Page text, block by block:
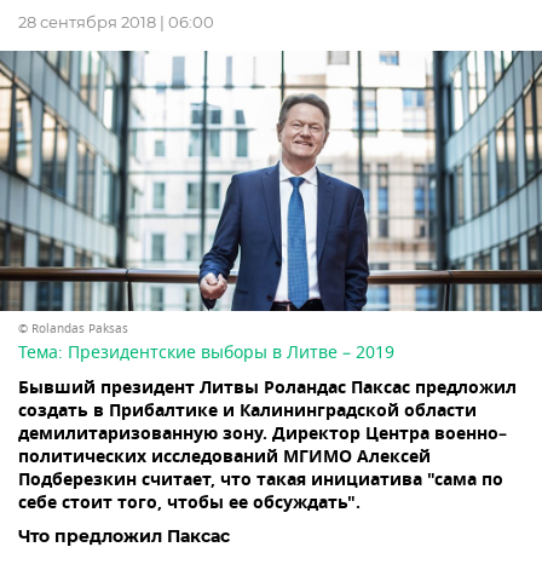
28 сентября 2018 | 06:00
© Rolandas Paksas
Тема: Президентские выборы в Литве – 2019
Бывший президент Литвы Роландас Паксас предложил
создать в Прибалтике и Калининградской области
демилитаризованную зону. Директор Центра военно–
политических исследований МГИМО Алексей
Подберезкин считает, что такая инициатива "сама по
себе стоит того, чтобы ее обсуждать".
Что предложил Паксас